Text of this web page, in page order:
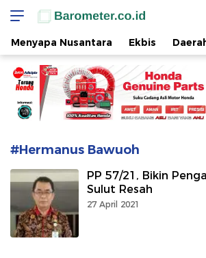
www.barometer.co.id
Berita Terkini di Sulawesi Utara
Menyapa Nusantara Ekbis
#Hermanus Bawuoh
PP 57/21, Bikin
Sulut Resah
27 April 2021